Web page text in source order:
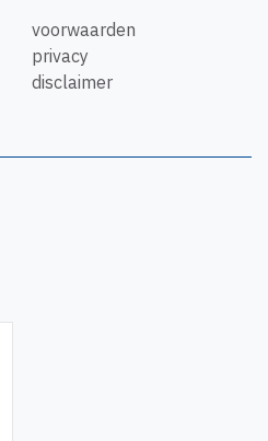
voorwaarden
privacy
disclaimer